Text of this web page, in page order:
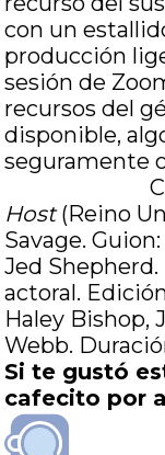
con un
producción
sesión de
recursos del
disponible,
seguramente
Host(Reino
Savage.
Jed
actoral.
Haley Bishop,
Webb.
Si te gustó
cafecito por